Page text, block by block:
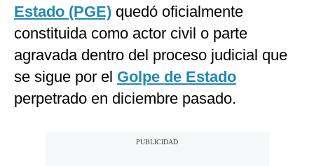
Estado (PGE) quedó oficialmente
constituida como actor civil o parte
agravada dentro del proceso judicial que
se sigue por el Golpe de Estado
perpetrado en diciembre pasado.